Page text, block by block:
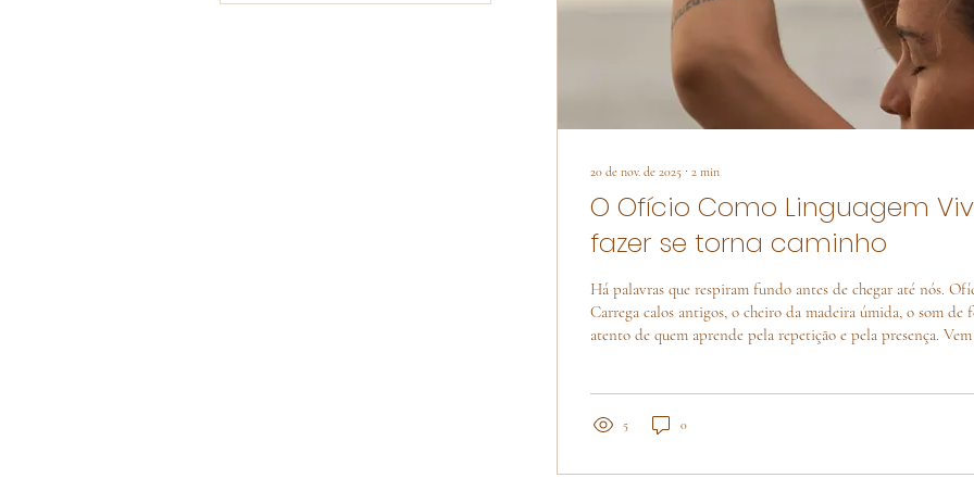
20 de nov. de 2025 ∙ 2 min
O Ofício Como Linguagem
fazer se torna caminho
Há palavras que respiram fundo antes de chegar até nós.
Carrega calos antigos, o cheiro da madeira úmida, o som de
atento de quem aprende pela repetição e pela presença. Vem do latim officium :
nós mesmos. Durante...
5 0